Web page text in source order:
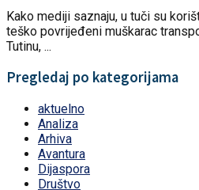
Kako mediji saznaju, u tuči su
teško povrijeđeni muškarac
Tutinu, ...
Pregledaj po kategorijama
aktuelno
Analiza
Arhiva
Avantura
Dijaspora
Društvo